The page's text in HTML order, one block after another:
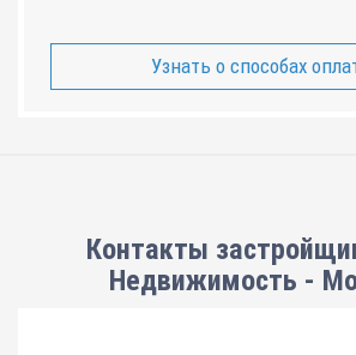
Узнать о способах
Контакты
Недвижимость -